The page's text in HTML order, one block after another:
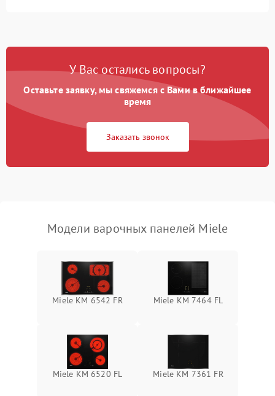
У Вас остались вопросы?
Оставьте заявку, мы свяжемся с Вами в ближайшее
время
Заказать звонок
Модели варочных панелей Miele
Miele KM 6542 FR Miele KM 7464 FL
Miele KM 6520 FL Miele KM 7361 FR